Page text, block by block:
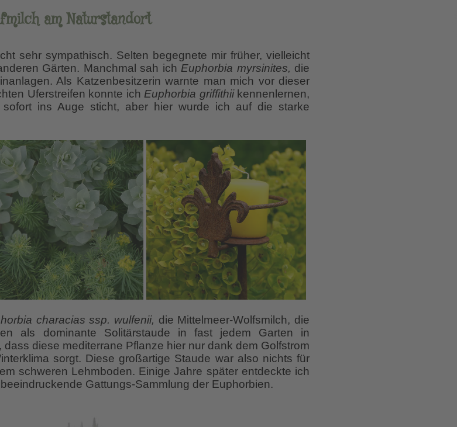
am Naturstandort
sehr sympathisch. Selten begegnete mir früher, vielleicht
Gärten. Manchmal sah ichEuphorbia myrsinites, die
Als Katzenbesitzerin warnte man mich vor dieser
Uferstreifen konnte ich Euphorbia griffithiikennenlernen,
ins Auge sticht, aber hier wurde ich auf die starke
characias ssp. wulfenii, die Mittelmeer-Wolfsmilch, die
als dominante Solitärstaude in fast jedem Garten in
diese mediterrane Pflanze hier nur dank dem Golfstrom
sorgt. Diese großartige Staude war also nichts für
schweren Lehmboden. Einige Jahre später entdeckte ich
Gattungs-Sammlung der Euphorbien.